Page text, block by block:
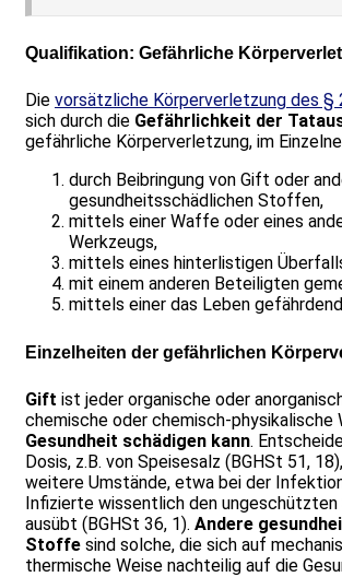
Qualifikation: Gefährliche
Die vorsätzliche Körperverletzung des §
sich durch die Gefährlichkeit der
gefährliche Körperverletzung, im
durch Beibringung von Gift oder
gesundheitsschädlichen Stoffen,
mittels einer Waffe oder eines
Werkzeugs,
mittels eines hinterlistigen
mit einem anderen Beteiligten
mittels einer das Leben
Einzelheiten der gefährlichen
Gift ist jeder organische oder
chemische oder chemisch-physikalische
Gesundheit schädigen kann.
Dosis, z.B. von Speisesalz (BGHSt 51,
weitere Umstände, etwa bei der
Infizierte wissentlich den ungeschützten
ausübt (BGHSt 36, 1). Andere
Stoffe sind solche, die sich auf
thermische Weise nachteilig auf die